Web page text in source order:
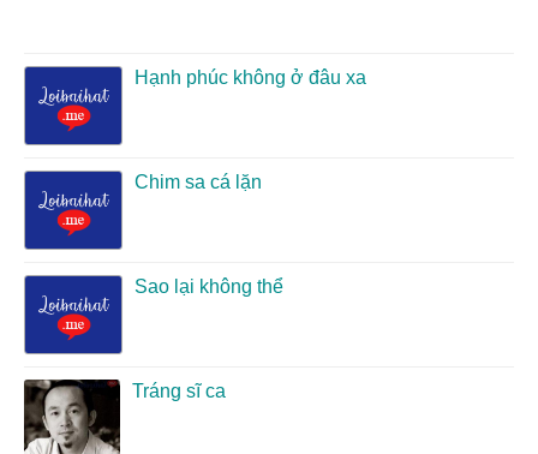
Hạnh phúc không ở đâu xa
Chim sa cá lặn
Sao lại không thể
Tráng sĩ ca